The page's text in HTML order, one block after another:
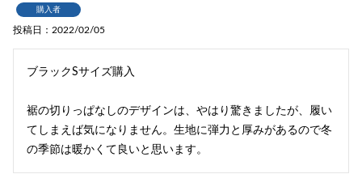
購入者
投稿日 2022/02/05
ブラックSサイズ購入
裾の切りっぱなしのデザインは、やはり驚きましたが、履い
てしまえば気になりません。生地に弾力と厚みがあるので冬
の季節は暖かくて良いと思います。